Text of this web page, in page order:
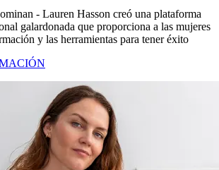
- Lauren Hasson creó una plataforma
galardonada que proporciona a las mujeres
y las herramientas para tener éxito